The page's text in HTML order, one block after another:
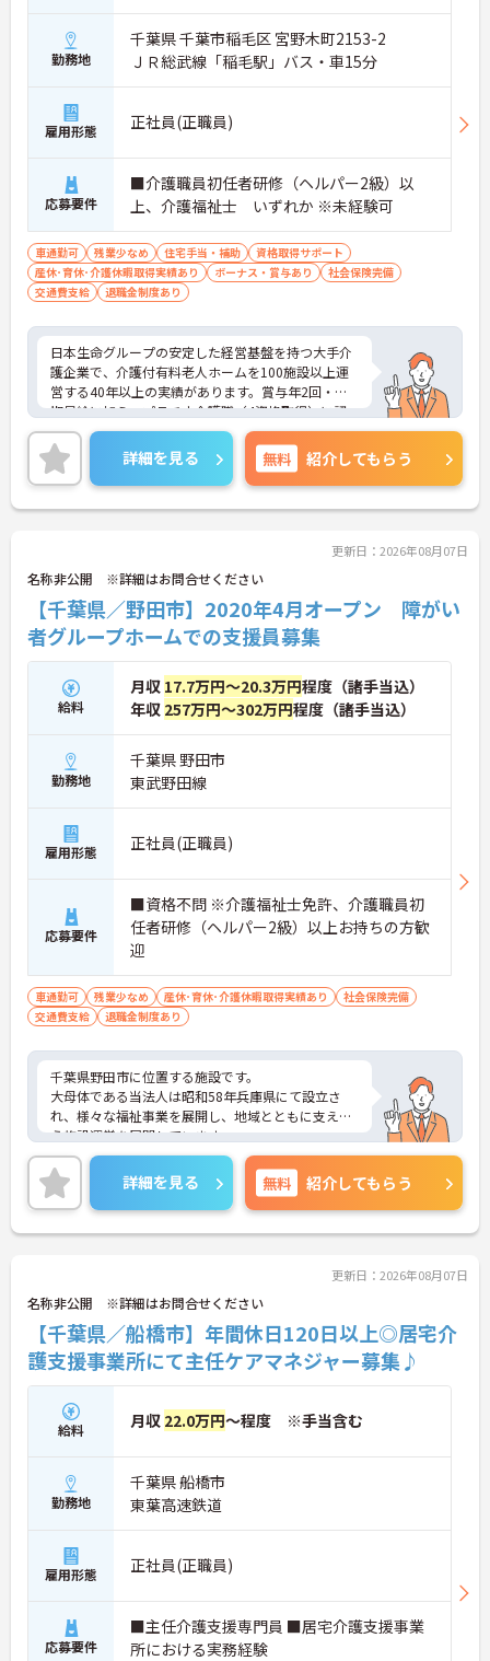
・賞与年2回・定期昇給、夜勤手当・家族手当・住
宅手当など各種手当が充実しています
・残業は月平均4.3時間と業界水準を大きく下回って
・年間休日111日以上・シフトは柔軟に対応してお
り、有給と組み合わせて海外旅行に行くスタッフも
いる職場です
・インカム導入によりスタッフ間のフリーハンド連
絡・情報共有が可能、また、睡眠センサー・アレク
サ等IoT機器を活用し、業務効率化と質の高いケアを
両立しています
・従業員満足度調査を定期実施し、スタッフの声を
制度に反映する文化があります
・エリアマネージャー・社長が定期的にホームを周
【育児・家庭との両立を本気でサポートしている職
場です】
・育休取得率100%・育休後就業復帰率100%と、育
児と仕事を両立できる体制が整っています
・育児短時間勤務が小学4年生まで利用でき、法令よ
り長い期間サポートを受けることができます
・「くるみん」「えるぼし」「トモニン」の3つの
厚生労働省認定を取得しており、ライフステージに
合わせた長期就業が実現できる職場です
勤務地
千葉県 千葉市稲毛区 宮野木町2153-2
ＪＲ総武線「稲毛駅」バス・車15分
雇用形態 正社員(正職員)
応募要件
■介護職員初任者研修（ヘルパー2級）以
上、介護福祉士 いずれか ※未経験可
車通勤可 残業少なめ 住宅手当・補助
資格取得サポート
産休･育休･介護休暇取得実績あり
ボーナス・賞与あり
社会保険完備
交通費支給
退職金制度あり
日本生命グループの安定した経営基盤を持つ大手介
護企業で、介護付有料老人ホームを100施設以上運
営する40年以上の実績があります。賞与年2回・定
期昇給に加え、プラチナ介護職（4資格取得）に認
定されると月38,000円の手当が加算され、スキルが
収入に直結する仕組みが整っています。年間休日11
1日以上・残業月平均4.3時間と働きやすく、育休取
得率100%・育児短時間勤務（小学4年生まで）・有
給取得実績14日と、家庭との両立を長期的にサポー
時研修・技術向上研修など段階別の研修体制と資格
取得支援が整っており、介護福祉士国家試験対策講
座やケアマネ対策講座も自社開講しています。多職
種チームケアの中で専門性を高めながら、ケアマネ
ジャーや生活相談員へのキャリアアップも実現でき
る職場です。
★おすすめPOINT★
【日本生命グループの大手企業・成長ができる環境
で、100施設以上を運営する安定した経営基盤があ
ります
・介護福祉士を取得すると資格手当がプラスされ、
プラチナ介護職（4資格）に認定されると月38,000
円の手当が加算される仕組みが整っています
・介護福祉士国家試験対策講座・認知症ケア専門士
対策・ケアマネジャー対策など、資格取得支援講座
を自社開講しており、資格保有率99.8%の実績があ
ります
【残業月4.3時間、給与と働きやすさを両立している
・賞与年2回・定期昇給、夜勤手当・家族手当・住
宅手当など各種手当が充実しています
・残業は月平均4.3時間と業界水準を大きく下回って
境です
・年間休日111日以上・シフトは柔軟に対応してお
り、有給と組み合わせて海外旅行に行くスタッフも
いる職場です
・インカム導入によりスタッフ間のフリーハンド連
絡・情報共有が可能、また、睡眠センサー・アレク
サ等IoT機器を活用し、業務効率化と質の高いケアを
両立しています
・従業員満足度調査を定期実施し、スタッフの声を
制度に反映する文化があります
【育児・家庭との両立を本気でサポートしている職
・育休取得率100%・育休後就業復帰率100%と、育
児と仕事を両立できる体制が整っています
・育児短時間勤務が小学4年生まで利用でき、法令よ
・「くるみん」「えるぼし」「トモニン」の3つの
厚生労働省認定を取得しており、ライフステージに
合わせた長期就業が実現できる職場です
詳細を見る 無料 紹介してもらう
更新日：2026年08月07日
名称非公開 ※詳細はお問合せください
【千葉県／野田市】2020年4月オープン 障がい
者グループホームでの支援員募集
給料
月収 17.7万円～20.3万円程度（諸手当込）
年収 257万円～302万円程度（諸手当込）
勤務地
千葉県 野田市
東武野田線
雇用形態 正社員(正職員)
応募要件
■資格不問 ※介護福祉士免許、介護職員初
任者研修（ヘルパー2級）以上お持ちの方歓
迎
車通勤可 残業少なめ 産休･育休･介護休暇取得実績あり
社会保険完備
交通費支給
退職金制度あり
千葉県野田市に位置する施設です。
大母体である当法人は昭和58年兵庫県にて設立さ
れ、様々な福祉事業を展開し、地域とともに支えあ
う施設運営を展開しています。
ご興味のある方には、面接対策ポイントなど、さら
に詳細をお話しいたしますので、お気軽にご相談く
ださい。
詳細を見る 無料 紹介してもらう
更新日：2026年08月07日
名称非公開 ※詳細はお問合せください
【千葉県／船橋市】年間休日120日以上◎居宅介
護支援事業所にて主任ケアマネジャー募集♪
給料 月収 22.0万円～程度 ※手当含む
勤務地
千葉県 船橋市
東葉高速鉄道
雇用形態 正社員(正職員)
応募要件
■主任介護支援専門員 ■居宅介護支援事業
所における実務経験